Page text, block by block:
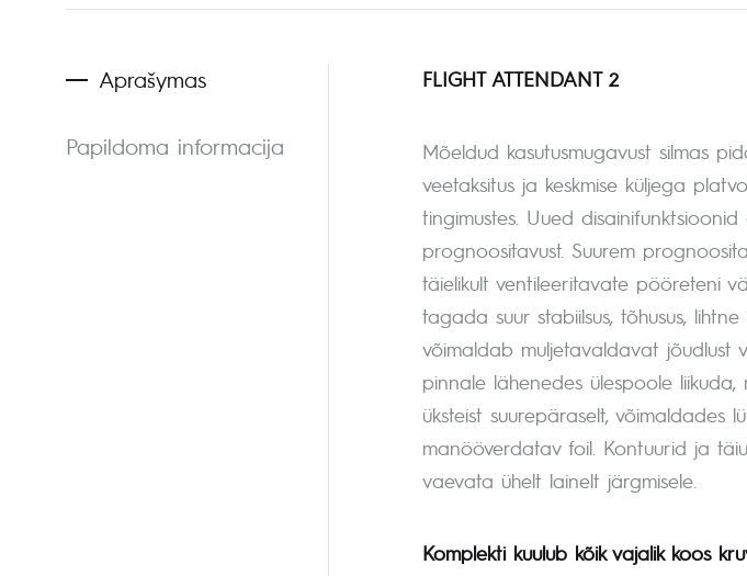
Aprašymas
Papildoma informacija
FLIGHT ATTENDANT 2
Mõeldud kasutusmugavust silmas
veetaksitus ja keskmise küljega
tingimustes. Uued
prognoositavust. Suurem
täielikult ventileeritavate pööreteni
tagada suur stabiilsus, tõhusus,
võimaldab muljetavaldavat jõudlust
pinnale lähenedes ülespoole
üksteist suurepäraselt, võimaldades
manööverdatav foil. Kontuurid ja
vaevata ühelt lainelt järgmisele.
Komplekti kuulub kõik vajalik koos